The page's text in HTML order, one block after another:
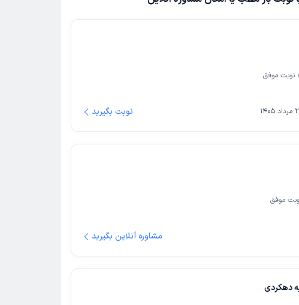
نوبت موفق
نوبت بگیرید
موفق
مشاوره آنلاین بگیرید
دهکردی